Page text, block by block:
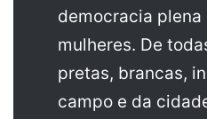
democracia plena
mulheres. De
pretas, brancas,
campo e da